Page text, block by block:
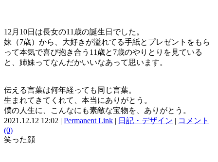
12月10日は長女の11歳の誕生日でした。
妹（7歳）から、大好きが溢れてる手紙とプレゼントをもら
って本気で喜び抱き合う11歳と7歳のやりとりを見ている
と、姉妹ってなんだかいいなあって思います。
伝える言葉は何年経っても同じ言葉。
生まれてきてくれて、本当にありがとう。
僕の人生に、こんなにも素敵な宝物を、ありがとう。
2021.12.12 12:02 | Permanent Link | 日記・デザイン | コメント
(0)
笑った顔